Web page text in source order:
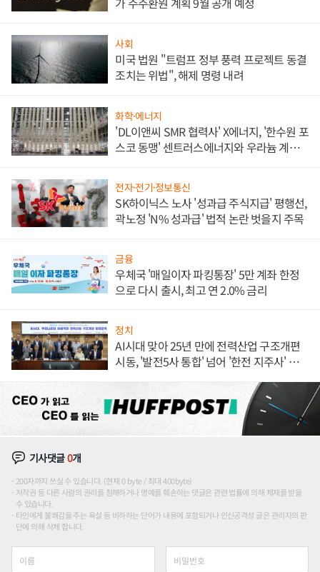
사회
미국 법원 "트럼프 정부 풍력 프로젝트 동결
조치는 위법", 해제 명령 내려
화학·에너지
'DL이앤씨 SMR 협력사' X에너지, '한수원 포
스코 동맹' 센트러스에너지와 우라늄 계약
전자·전기·정보통신
SK하이닉스 노사 '성과급 주식지급' 평행선,
곽노정 'N% 성과급' 법적 논란 벗을지 주목
금융
우체국 '매일이자 파킹통장' 5만 계좌 한정
으로 다시 출시, 최고 연 2.0% 금리
정치
AI시대 맞아 25년 만에 전력산업 구조개편
시동, '발전5사 통합' 넘어 '한전 지주사' 재편
기사댓글0개
200자까지 쓰실 수 있습니다. (현재 0 byte / 최대 400byte)
저작권 등 다른 사람의 권리를 침해하거나 명예를 훼손하는 댓글은 관련 법률에 의해 제재를 받을
수 있습니다.
타인에게 불쾌감을 주는 욕설 등 비하하는 단어가 내용에 포함되거나 인신공격성 글은 관리자의 판
단에 의해 삭제 합니다.